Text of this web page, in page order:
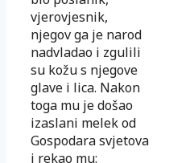
vjerovjesnik,
njegov ga je narod
nadvladao i zgulili
su kožu s njegove
glave i lica. Nakon
toga mu je došao
izaslani melek od
Gospodara svjetova
i rekao mu: